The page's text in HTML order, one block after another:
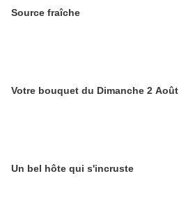
Source fraîche
Votre bouquet du Dimanche 2 Août
Un bel hôte qui s'incruste